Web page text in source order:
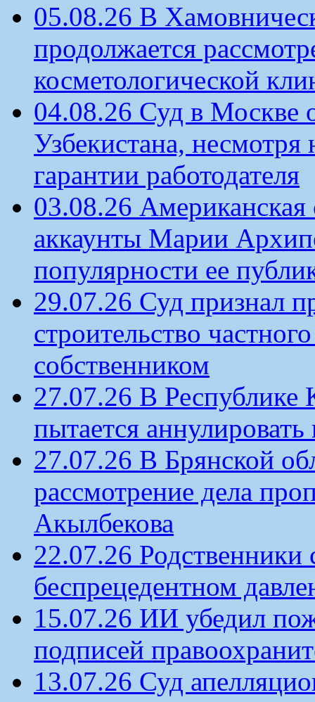
05.08.26 В
продолжается
косметологической
04.08.26 Суд в Москве
Узбекистана,
гарантии работодателя
03.08.26 Американская
аккаунты Марии
популярности ее
29.07.26 Суд признал
строительство
собственником
27.07.26 В
пытается аннулировать
27.07.26 В Брянской
рассмотрение дела
Акылбекова
22.07.26
беспрецедентном
15.07.26 ИИ убедил
подписей
13.07.26 Суд